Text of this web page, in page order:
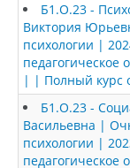
Б1.О.23 -
Виктория
психологии |
педагогическое
| | Полный курс
Б1.О.23 -
Васильевна |
психологии |
педагогическое